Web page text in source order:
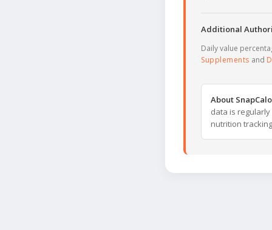
Additional
Daily value
Supplements and
About
data is
nutrition